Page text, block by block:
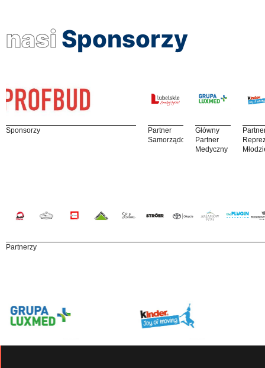
nasi Sponsorzy
Sponsorzy
Partner
Samorządowy
Główny
Partner
Medyczny
Partnerzy